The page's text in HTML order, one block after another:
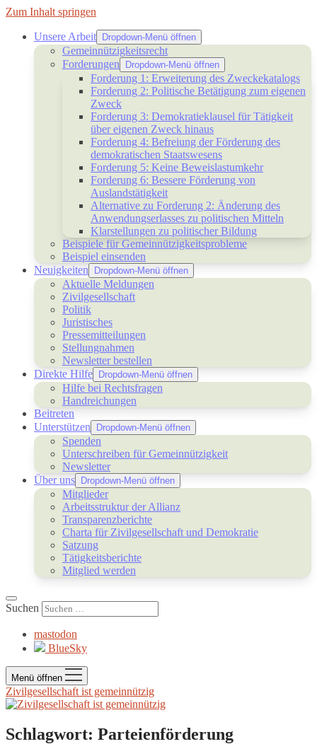
Zum Inhalt springen
Unsere Arbeit Dropdown-Menü öffnen
Gemeinnützigkeitsrecht
Forderungen
Dropdown-Menü öffnen
Forderung 1: Erweiterung des Zweckekatalogs
Forderung 2: Politische Betätigung zum eigenen
Zweck
Forderung 3: Demokratieklausel für Tätigkeit
über eigenen Zweck hinaus
Forderung 4: Befreiung der Förderung des
demokratischen Staatswesens
Forderung 5: Keine Beweislastumkehr
Forderung 6: Bessere Förderung von
Auslandstätigkeit
Alternative zu Forderung 2: Änderung des
Anwendungserlasses zu politischen Mitteln
Klarstellungen zu politischer Bildung
Beispiele für Gemeinnützigkeitsprobleme
Beispiel einsenden
Neuigkeiten
Dropdown-Menü öffnen
Aktuelle Meldungen
Zivilgesellschaft
Politik
Juristisches
Pressemitteilungen
Stellungnahmen
Newsletter bestellen
Direkte Hilfe
Dropdown-Menü öffnen
Hilfe bei Rechtsfragen
Handreichungen
Beitreten
Unterstützen
Dropdown-Menü öffnen
Spenden
Unterschreiben für Gemeinnützigkeit
Newsletter
Über uns
Dropdown-Menü öffnen
Mitglieder
Arbeitsstruktur der Allianz
Transparenzberichte
Charta für Zivilgesellschaft und Demokratie
Satzung
Tätigkeitsberichte
Mitglied werden
Suchen
mastodon
BlueSky
Menü öffnen
Zivilgesellschaft ist gemeinnützig
Schlagwort: Parteienförderung